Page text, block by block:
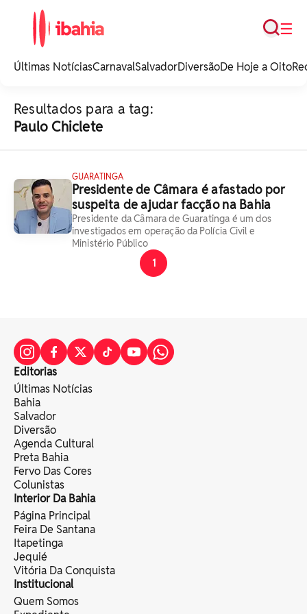
noticias e
☰
Busca
Últimas NotíciasCarnavalSalvadorDiversãoDe Hoje a Oito
Resultados para a tag:
Paulo Chiclete
GUARATINGA
Presidente de Câmara é afastado por
suspeita de ajudar facção na Bahia
Presidente da Câmara de Guaratinga é um dos
investigados em operação da Polícia Civil e
Ministério Público
1
Editorias
Últimas Notícias
Bahia
Salvador
Diversão
Agenda Cultural
Preta Bahia
Fervo Das Cores
Colunistas
Interior Da Bahia
Página Principal
Feira De Santana
Itapetinga
Jequié
Vitória Da Conquista
Institucional
Quem Somos